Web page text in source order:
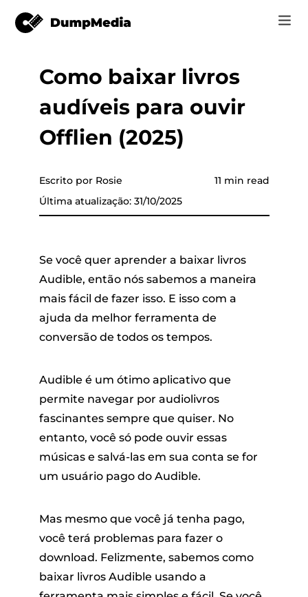
Music
YouTube
reprodução
Vídeo
Ferramentas on-line
Spotify para mp3
Música do YouTube para MP3
Música da Apple para MP3
Sol para MP3
Como
Log In
Registrar
Como baixar livros
audíveis para ouvir
Offlien (2025)
Escrito por Rosie
Última atualização: 31/10/2025
11 min read
Se você quer aprender a baixar livros
Audible, então nós sabemos a maneira
mais fácil de fazer isso. E isso com a
ajuda da melhor ferramenta de
conversão de todos os tempos.
Audible é um ótimo aplicativo que
permite navegar por audiolivros
fascinantes sempre que quiser. No
entanto, você só pode ouvir essas
músicas e salvá-las em sua conta se for
um usuário pago do Audible.
Mas mesmo que você já tenha pago,
você terá problemas para fazer o
download. Felizmente, sabemos como
baixar livros Audible usando a